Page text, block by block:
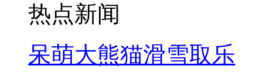
热点新闻
呆萌大熊猫滑雪取乐